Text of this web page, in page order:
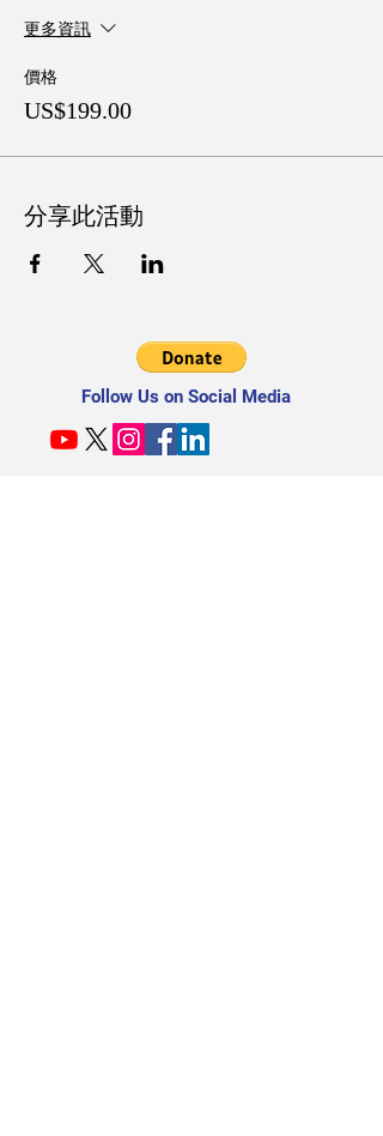
更多資訊
價格
US$199.00
分享此活動
Follow Us on Social Media